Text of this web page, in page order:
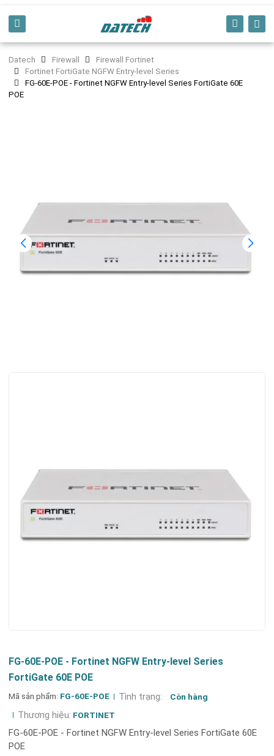
Datech Firewall
Firewall Fortinet
Fortinet FortiGate NGFW Entry-level Series
FG-60E-POE - Fortinet NGFW Entry-level Series FortiGate 60E
POE
FG-60E-POE - Fortinet NGFW Entry-level Series
FortiGate 60E POE
Mã sản phẩm: FG-60E-POE Tình trạng: Còn hàng
Thương hiệu: FORTINET
FG-60E-POE - Fortinet NGFW Entry-level Series FortiGate 60E
POE